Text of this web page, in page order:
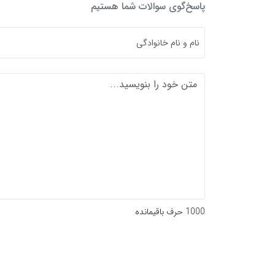
پاسخ‌گوی سوالات شما هستیم
1000 حرف باقیمانده